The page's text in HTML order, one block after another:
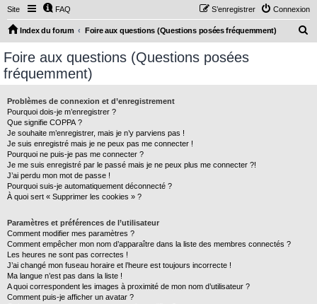
Site FAQ Connexion
S’enregistrer
Index du forum Foire aux questions (Questions posées fréquemment)
Foire aux questions (Questions posées
fréquemment)
Problèmes de connexion et d’enregistrement
Pourquoi dois-je m’enregistrer ?
Que signifie COPPA ?
Je souhaite m’enregistrer, mais je n’y parviens pas !
Je suis enregistré mais je ne peux pas me connecter !
Pourquoi ne puis-je pas me connecter ?
Je me suis enregistré par le passé mais je ne peux plus me connecter ?!
J’ai perdu mon mot de passe !
Pourquoi suis-je automatiquement déconnecté ?
À quoi sert « Supprimer les cookies » ?
Paramètres et préférences de l’utilisateur
Comment modifier mes paramètres ?
Comment empêcher mon nom d’apparaître dans la liste des membres connectés ?
Les heures ne sont pas correctes !
J’ai changé mon fuseau horaire et l’heure est toujours incorrecte !
Ma langue n’est pas dans la liste !
A quoi correspondent les images à proximité de mon nom d’utilisateur ?
Comment puis-je afficher un avatar ?